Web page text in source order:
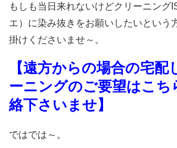
もしも当日来れないけどクリーニング
エ）に染み抜きをお願いしたいという
掛けくださいませ～。
【遠方からの場合の宅配
ーニングのご要望はこち
絡下さいませ】
ではでは～。